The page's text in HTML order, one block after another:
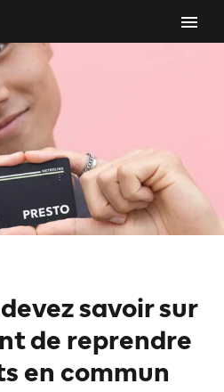
savoir sur
de reprendre
en commun